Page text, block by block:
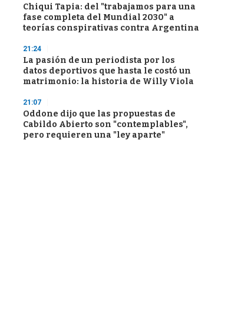
Chiqui Tapia: del "trabajamos para una
fase completa del Mundial 2030" a
teorías conspirativas contra Argentina
21:24
La pasión de un periodista por los
datos deportivos que hasta le costó un
matrimonio: la historia de Willy Viola
21:07
Oddone dijo que las propuestas de
Cabildo Abierto son "contemplables",
pero requieren una "ley aparte"